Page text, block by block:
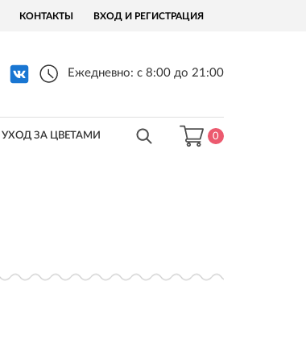
КОНТАКТЫ ВХОД И РЕГИСТРАЦИЯ
Ежедневно: с 8:00 до 21:00
УХОД ЗА ЦВЕТАМИ 0